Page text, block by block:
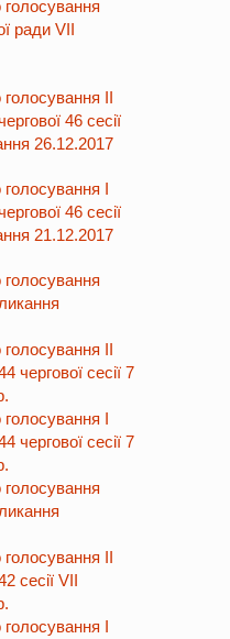
голосування
ради VII
ІІ
46 сесії
26.12.2017
І
46 сесії
21.12.2017
голосування
ІІ
чергової сесії 7
І
чергової сесії 7
голосування
ІІ
сесії VII
І